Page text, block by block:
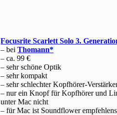
Focusrite Scarlett Solo 3.
– beiThomann
– ca. 99 €
– sehr schöne Optik
– sehr kompakt
– sehr schlechter Kopfhörer-
– nur ein Knopf für Kopfhörer und
unter Mac nicht
– für Mac ist Soundflower